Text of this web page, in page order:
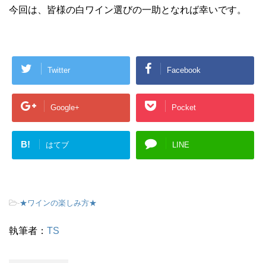
今回は、皆様の白ワイン選びの一助となれば幸いです。
Twitter Facebook
Google+ Pocket
B! はてブ LINE
-★ワインの楽しみ方★
執筆者： TS